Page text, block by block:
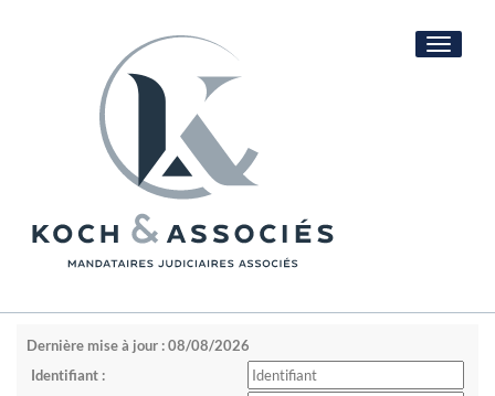
Toggle
Dernière mise à jour : 08/08/2026
Identifiant :